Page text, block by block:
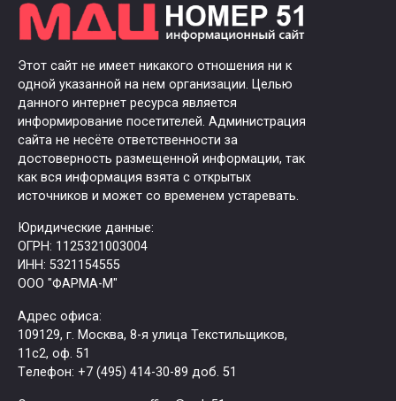
Этот сайт не имеет никакого отношения ни к
одной указанной на нем организации. Целью
данного интернет ресурса является
информирование посетителей. Администрация
сайта не несёте ответственности за
достоверность размещенной информации, так
как вся информация взята с открытых
источников и может со временем устаревать.
Юридические данные:
ОГРН: 1125321003004
ИНН: 5321154555
ООО "ФАРМА-М"
Адрес офиса:
109129, г. Москва, ​8-я улица Текстильщиков,
11с2, оф. 51
Tелефон: +7 (495) 414-30-89 доб. 51